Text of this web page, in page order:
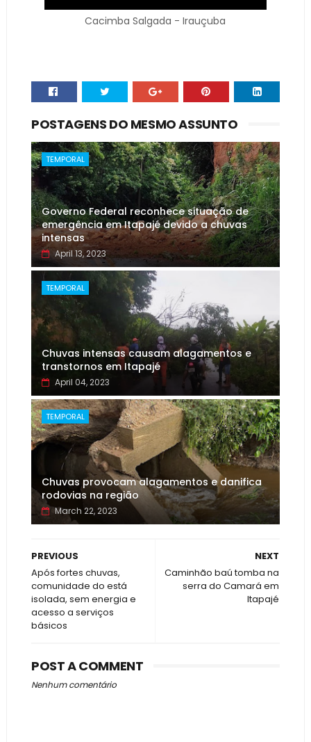
Cacimba Salgada - Irauçuba
POSTAGENS DO MESMO ASSUNTO
TEMPORAL
Governo Federal reconhece situação de
emergência em Itapajé devido a chuvas
intensas
April 13, 2023
TEMPORAL
Chuvas intensas causam alagamentos e
transtornos em Itapajé
April 04, 2023
TEMPORAL
Chuvas provocam alagamentos e danifica
rodovias na região
March 22, 2023
NEXT
Caminhão baú tomba na
serra do Camará em
Itapajé
PREVIOUS
Após fortes chuvas,
comunidade do está
isolada, sem energia e
acesso a serviços
básicos
POST A COMMENT
Nenhum comentário